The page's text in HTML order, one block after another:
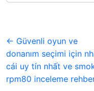
← Güvenli oyun ve
donanım seçimi için
cái uy tín nhất ve
rpm80 inceleme